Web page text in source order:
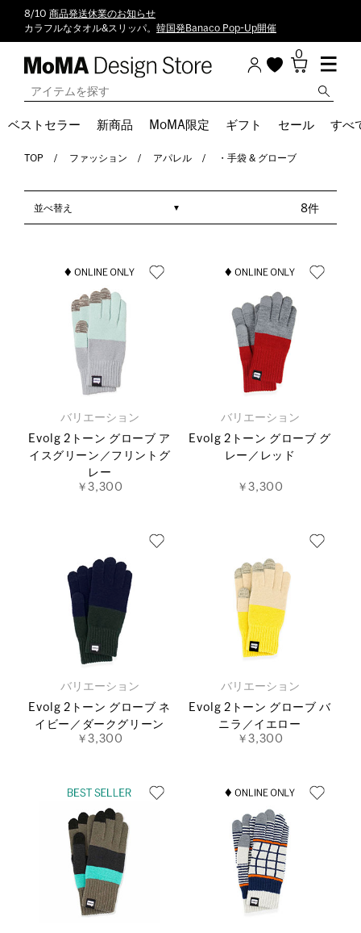
8/10 商品発送休業のお知らせ
カラフルなタオル&スリッパ。 韓国発Banaco Pop-Up開催
0
ベストセラー 新商品 MoMA限定 ギフト セール すべ
TOP ファッション アパレル ・手袋 & グローブ
8件
並べ替え
バリエーション
Evolg 2トーン グローブ ア
イスグリーン／フリントグ
レー
￥3,300
バリエーション
Evolg 2トーン グローブ グ
レー／レッド
￥3,300
バリエーション
Evolg 2トーン グローブ ネ
イビー／ダークグリーン
￥3,300
バリエーション
Evolg 2トーン グローブ バ
ニラ／イエロー
￥3,300